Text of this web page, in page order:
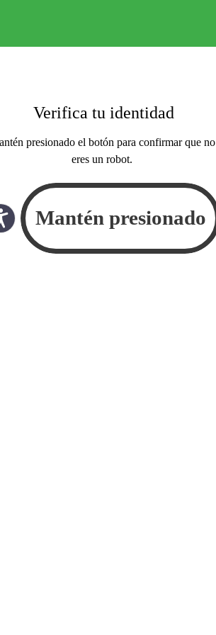
Verifica tu identidad
presionado el botón para confirmar que no
eres un robot.